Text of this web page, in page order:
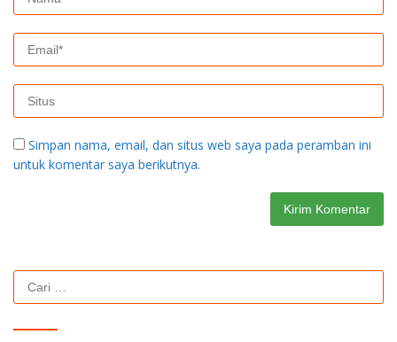
Simpan nama, email, dan situs web saya pada peramban ini
untuk komentar saya berikutnya.
Cari
untuk: